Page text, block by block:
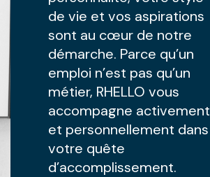
de vie et vos aspirations
sont au cœur de notre
démarche. Parce qu’un
emploi n’est pas qu’un
métier, RHELLO vous
accompagne activement
et personnellement dans
votre quête
d’accomplissement.